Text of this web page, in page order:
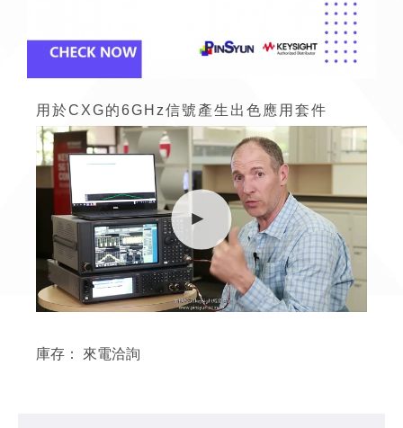
用於CXG的6GHz信號產生出色應用套件
庫存： 來電洽詢